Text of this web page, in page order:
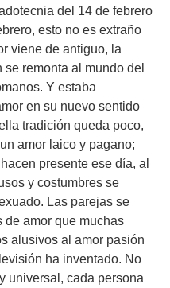
del 14 de febrero
esto no es extraño
viene de antiguo, la
remonta al mundo del
Y estaba
en su nuevo sentido
tradición queda poco,
amor laico y pagano;
presente ese día, al
y costumbres se
Las parejas se
de amor que muchas
alusivos al amor pasión
ha inventado. No
universal, cada persona